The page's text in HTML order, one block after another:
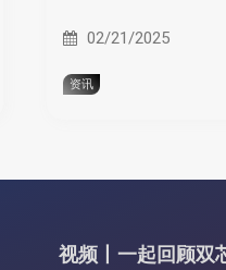
02/21/2025
资讯
视频丨一起回顾双